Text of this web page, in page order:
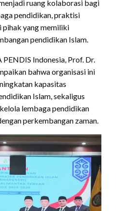
ruang kolaborasi bagi
pendidikan, praktisi
pihak yang memiliki
pendidikan Islam.
Indonesia, Prof. Dr.
bahwa organisasi ini
kapasitas
Islam, sekaligus
lembaga pendidikan
perkembangan zaman.